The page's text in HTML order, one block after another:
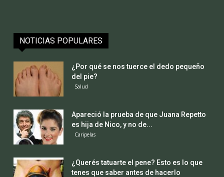
NOTICIAS POPULARES
¿Por qué se nos tuerce el dedo pequeño
del pie?
Salud
Apareció la prueba de que Juana Repetto
es hija de Nico, y no de...
Caripelas
¿Querés tatuarte el pene? Esto es lo que
tenes que saber antes de hacerlo